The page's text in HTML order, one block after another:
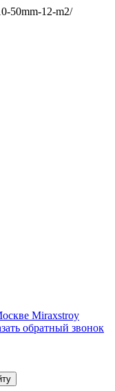
50mm-12-m2/
Miraxstroy
обратный звонок